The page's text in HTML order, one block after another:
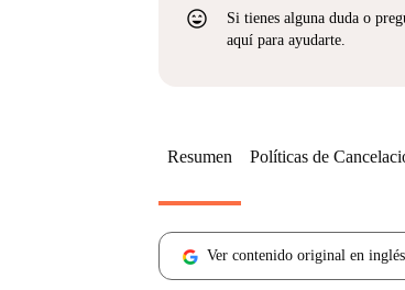
sentiment_very_satisfied
Si tienes alguna duda o
aquí para ayudarte.
Resumen Políticas de
Ver contenido original en inglés